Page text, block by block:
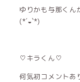
ゆりかも与那くん
(*´◒`*)
♡キラくん♡
何気初コメントあ